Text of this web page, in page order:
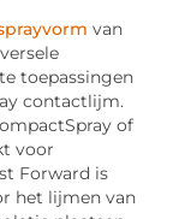
van
toepassingen
contactlijm.
of
voor
Forward is
het lijmen van